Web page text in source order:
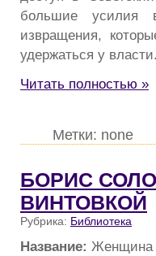
большие усилия
извращения,
удержаться у власти.
Читать полностью »
Метки: none
БОРИС
ВИНТОВКОЙ
Рубрика: Библиотека
Название: Женщина